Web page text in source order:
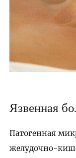
Язвенная
Патогенная
желудочно-